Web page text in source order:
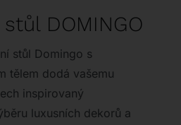
Katalog
Značky
DOMINGO
stůl Domingo s
tělem dodá vašemu
inspirovaný
luxusních dekorů a